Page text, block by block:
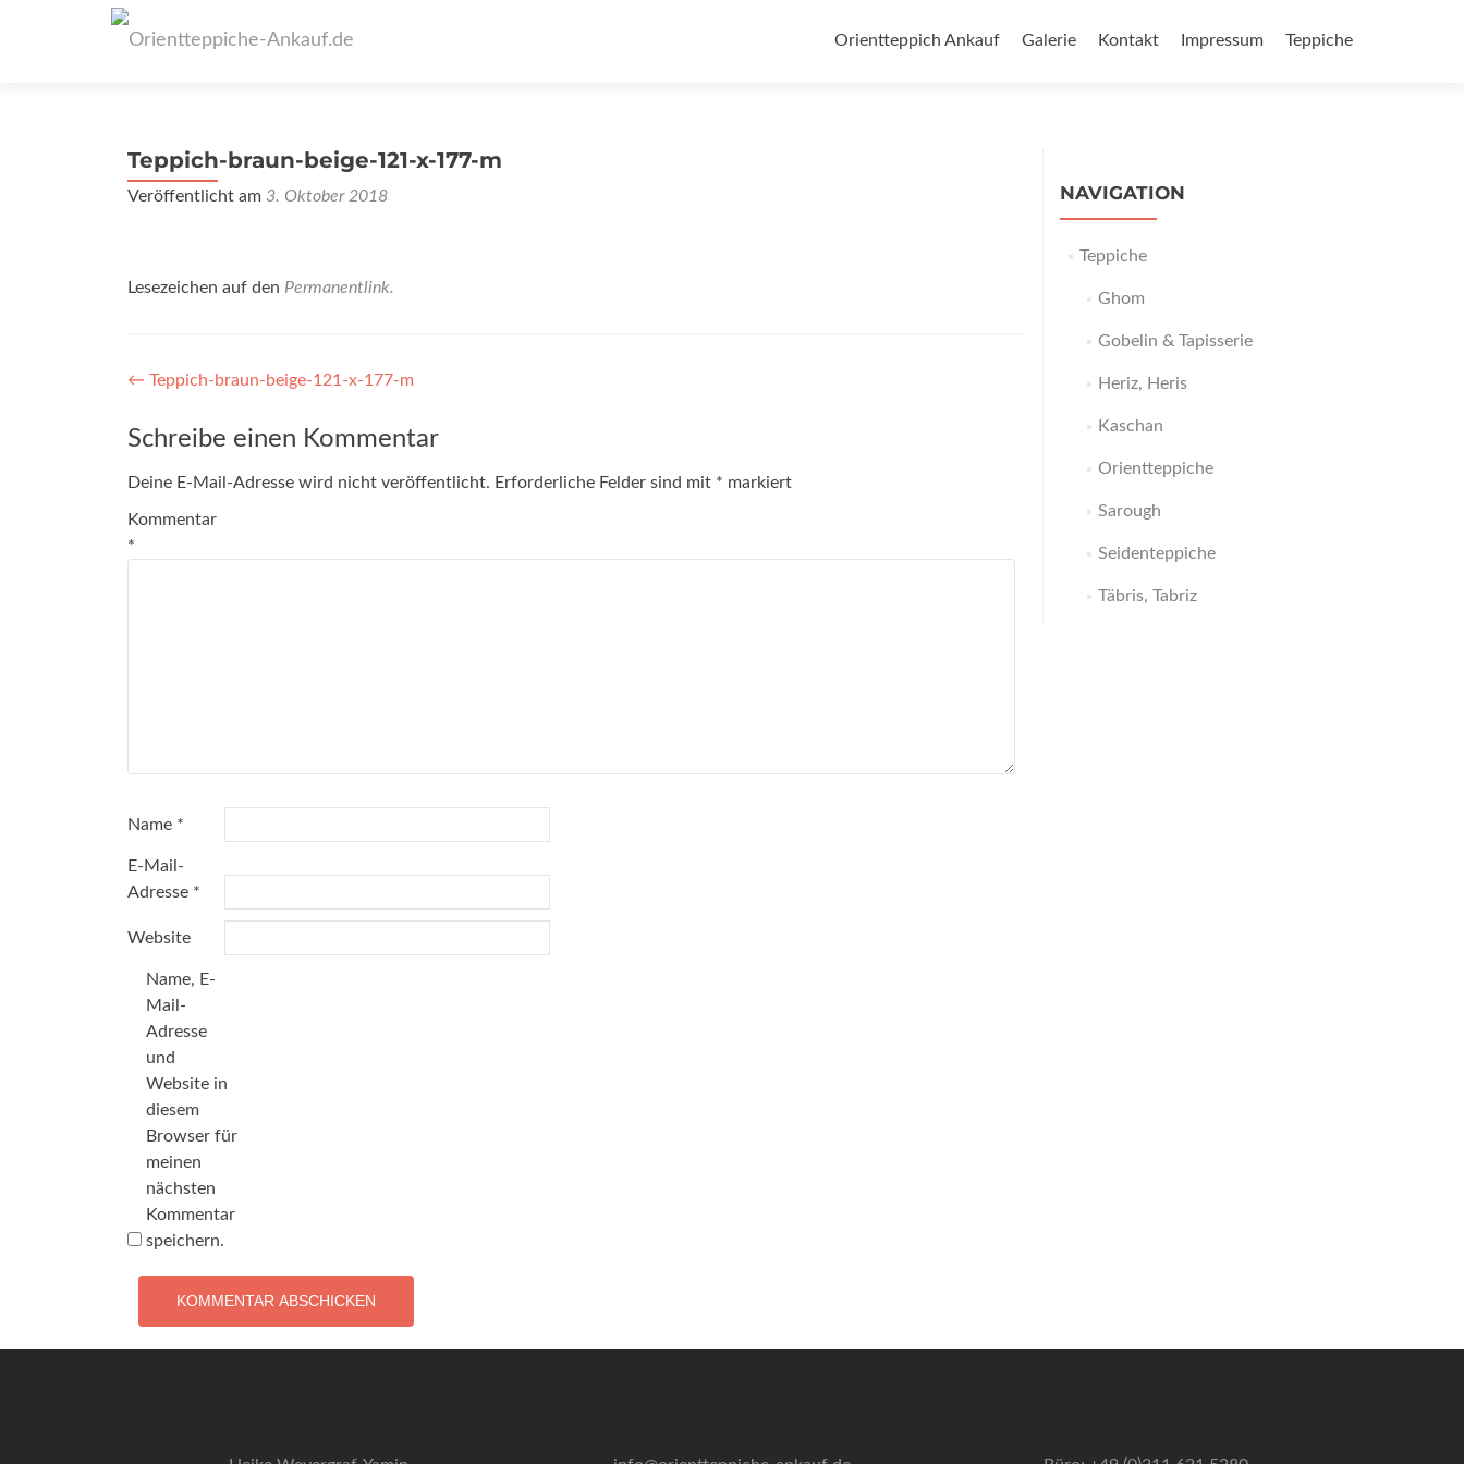
Inhalt
Orientteppich Ankauf Galerie Kontakt Impressum Teppiche
Teppich-braun-beige-121-x-177-m
Veröffentlicht am 3. Oktober 2018
Lesezeichen auf den Permanentlink.
Artikel-
Navigation
← Teppich-braun-beige-121-x-177-m
Schreibe einen Kommentar
Deine E-Mail-Adresse wird nicht veröffentlicht. Erforderliche Felder sind mit * markiert
Kommentar
*
Name *
E-Mail-
Adresse *
Website
Name, E-
Mail-
Adresse
und
Website in
diesem
Browser für
meinen
nächsten
Kommentar
speichern.
NAVIGATION
Teppiche
Ghom
Gobelin & Tapisserie
Heriz, Heris
Kaschan
Orientteppiche
Sarough
Seidenteppiche
Täbris, Tabriz